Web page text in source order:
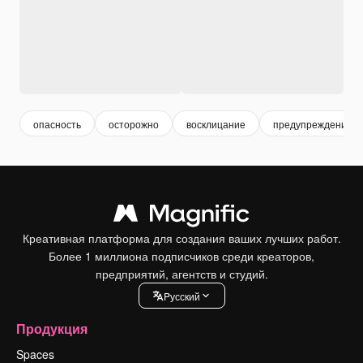
опасность осторожно восклицание предупреждение
Креативная платформа для создания ваших лучших работ.
Более 1 миллиона подписчиков среди креаторов,
предприятий, агентств и студий.
Pусский
Продукция
Spaces